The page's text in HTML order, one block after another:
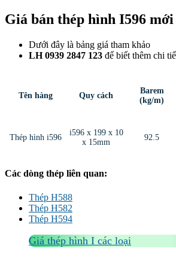
Giá bán thép hình I596
Dưới đây là bảng giá tham khảo
LH 0939 2847 123 để biết thêm chi
Tên hàng Quy cách
Barem
(kg/m)
Thép hình i596
i596 x 199 x 10
x 15mm
92.5
Các dòng thép liên quan:
Thép H588
Thép H582
Thép H594
Giá thép hình I các loại